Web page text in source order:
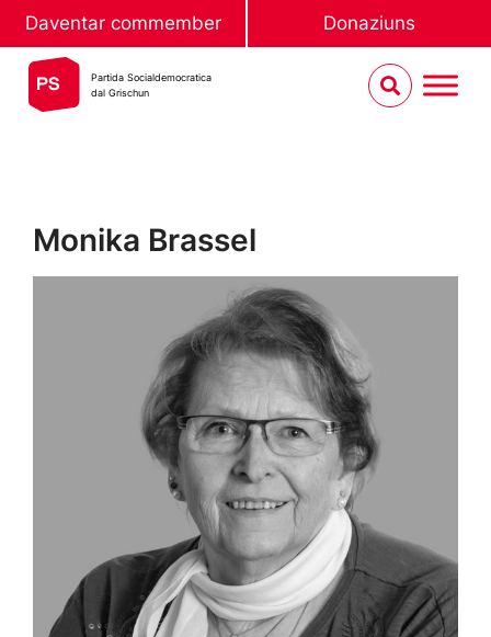
Daventar commember Donaziuns
Partida Socialdemocratica
dal Grischun
Monika Brassel